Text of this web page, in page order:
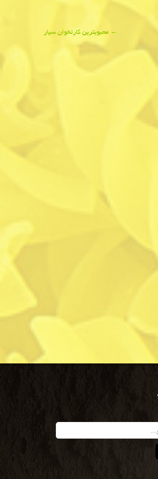
← محبوبترین كارتخوان سیار